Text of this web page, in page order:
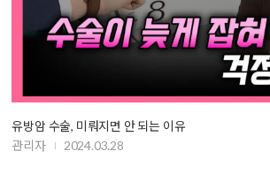
유방암 수술, 미뤄지면 안 되는 이유
관리자
2024.03.28